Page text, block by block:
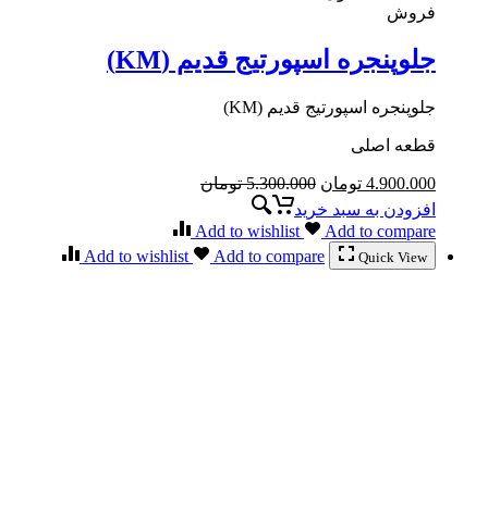
فروش
جلوپنجره اسپورتیج قدیم (KM)
جلوپنجره اسپورتیج قدیم (KM)
قطعه اصلی
4.900.000 تومان 5.300.000 تومان
افزودن به سبد خرید
Add to wishlist
Add to compare
Quick View
Add to wishlist Add to compare